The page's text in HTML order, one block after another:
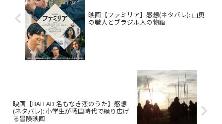
映画【ファミリア】感想(ネタバレ): 山奥
の職人とブラジル人の物語
映画【BALLAD 名もなき恋のうた】感想
(ネタバレ): 小学生が戦国時代で繰り広げ
る冒険映画